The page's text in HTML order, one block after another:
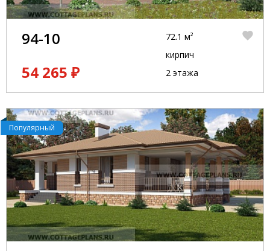
94-10
54 265 ₽
72.1 м²
кирпич
2 этажа
Популярный